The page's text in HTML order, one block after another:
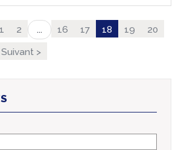
1 2 ... 16 17 18 19 20
Suivant >